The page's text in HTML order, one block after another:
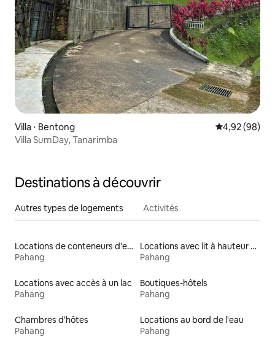
Villa ⋅ Bentong Évaluation
4,92 (98)
Villa SumDay, Tanarimba
Destinations à découvrir
Autres types de logements Activités
Locations de conteneurs d'expédition
Pahang
Locations avec lit à hauteur adaptée
Pahang
Locations avec accès à un lac
Pahang
Boutiques-hôtels
Pahang
Chambres d'hôtes
Pahang
Locations au bord de l'eau
Pahang